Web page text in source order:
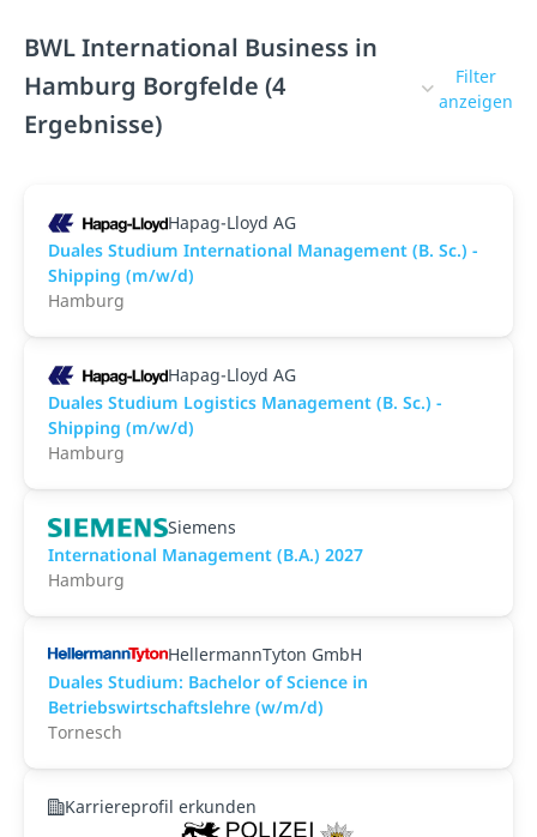
BWL International Business in
Hamburg Borgfelde (4
Ergebnisse)
Filter
anzeigen
Hapag-Lloyd AG
Duales Studium International Management (B. Sc.) -
Shipping (m/w/d)
Hamburg
Hapag-Lloyd AG
Duales Studium Logistics Management (B. Sc.) -
Shipping (m/w/d)
Hamburg
Siemens
International Management (B.A.) 2027
Hamburg
HellermannTyton GmbH
Duales Studium: Bachelor of Science in
Betriebswirtschaftslehre (w/m/d)
Tornesch
Karriereprofil erkunden